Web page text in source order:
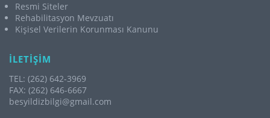
Resmi Siteler
Rehabilitasyon Mevzuatı
Kişisel Verilerin Korunması Kanunu
İLETİŞİM
TEL: (262) 642-3969
FAX: (262) 646-6667
besyildizbilgi@gmail.com